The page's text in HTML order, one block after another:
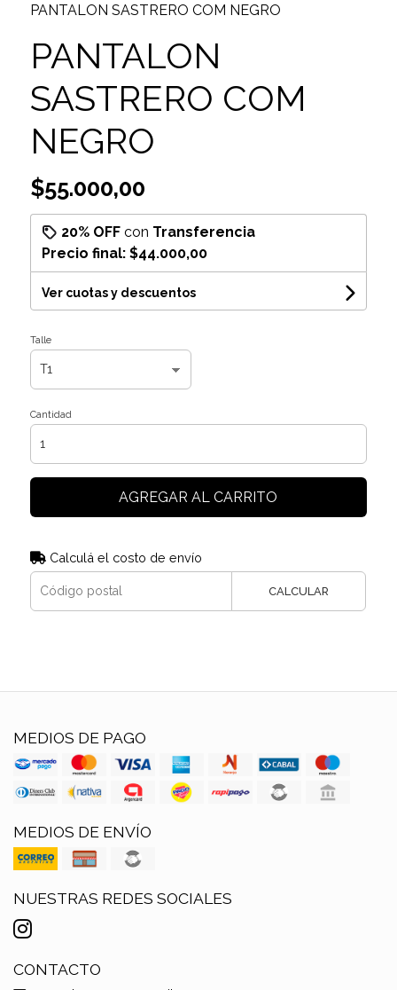
PANTALON SASTRERO COM NEGRO
PANTALON
SASTRERO COM
NEGRO
$55.000,00
20% OFFcon Transferencia
Precio final: $44.000,00
Ver cuotas y descuentos
Talle
Cantidad
AGREGAR AL CARRITO
Calculá el costo de envío
CALCULAR
MEDIOS DE PAGO
MEDIOS DE ENVÍO
NUESTRAS REDES SOCIALES
CONTACTO